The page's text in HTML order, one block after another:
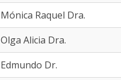
Mónica Raquel Dra.
Olga Alicia Dra.
Edmundo Dr.